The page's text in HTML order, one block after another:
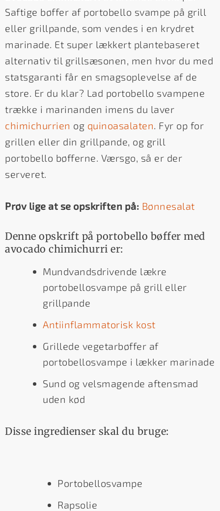
Saftige bøffer af portobello svampe på grill
eller grillpande, som vendes i en krydret
marinade. Et super lækkert plantebaseret
alternativ til grillsæsonen, men hvor du med
statsgaranti får en smagsoplevelse af de
store. Er du klar? Lad portobello svampene
trække i marinanden imens du laver
chimichurrien og quinoasalaten . Fyr op for
grillen eller din grillpande, og grill
portobello bøfferne. Værsgo, så er der
serveret.
Prøv lige at se opskriften på: Bønnesalat
Denne opskrift på portobello bøffer med
avocado chimichurri er:
Mundvandsdrivende lækre
portobellosvampe på grill eller
grillpande
Antiinflammatorisk kost
Grillede vegetarbøffer af
portobellosvampe i lækker marinade
Sund og velsmagende aftensmad
uden kød
Disse ingredienser skal du bruge:
Portobellosvampe
Rapsolie